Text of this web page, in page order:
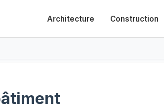
Architecture Construction